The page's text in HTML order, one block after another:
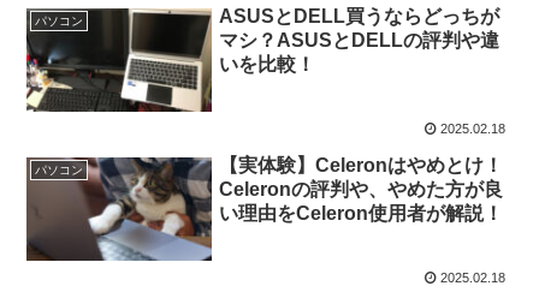
パソコン
ASUSとDELL買うならどっちが
マシ？ASUSとDELLの評判や違
いを比較！
2025.02.18
パソコン
【実体験】Celeronはやめとけ！
Celeronの評判や、やめた方が良
い理由をCeleron使用者が解説！
2025.02.18